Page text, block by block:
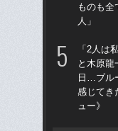
ものも全
人」
「2人は
と木原龍
日…ブル
感じてき
ュー》